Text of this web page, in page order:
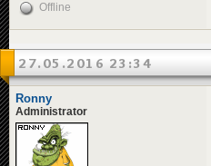
Offline
27.05.2016 23:34
Ronny
Administrator